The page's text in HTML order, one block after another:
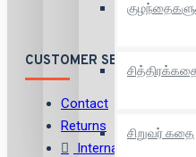
சிறுவர் கதை
CUSTOMER SERVICE
Contact
Returns
International Shipping